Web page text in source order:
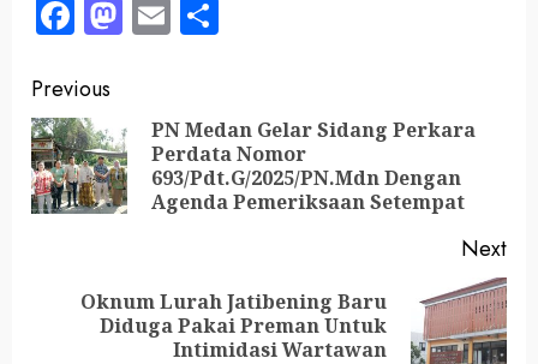
Facebook
Mastodon
Email
Previous
PN Medan Gelar Sidang Perkara
Perdata Nomor
693/Pdt.G/2025/PN.Mdn Dengan
Agenda Pemeriksaan Setempat
Next
‎Oknum Lurah Jatibening Baru
Diduga Pakai Preman Untuk
Intimidasi Wartawan